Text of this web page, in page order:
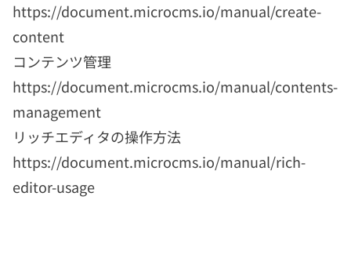
https://document.microcms.io/manual/create-
content
コンテンツ管理
https://document.microcms.io/manual/contents-
management
リッチエディタの操作方法
https://document.microcms.io/manual/rich-
editor-usage